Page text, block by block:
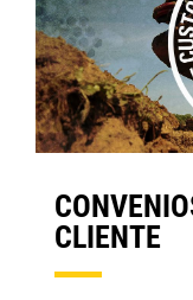
CLIENTE